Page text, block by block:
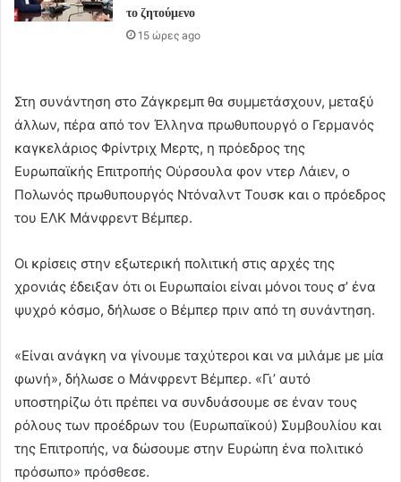
το ζητούμενο
15 ώρες ago
Στη συνάντηση στο Ζάγκρεμπ θα συμμετάσχουν, μεταξύ
άλλων, πέρα από τον Έλληνα πρωθυπουργό ο Γερμανός
καγκελάριος Φρίντριχ Μερτς, η πρόεδρος της
Ευρωπαϊκής Επιτροπής Ούρσουλα φον ντερ Λάιεν, ο
Πολωνός πρωθυπουργός Ντόναλντ Τουσκ και ο πρόεδρος
του ΕΛΚ Μάνφρεντ Βέμπερ.
Οι κρίσεις στην εξωτερική πολιτική στις αρχές της
χρονιάς έδειξαν ότι οι Ευρωπαίοι είναι μόνοι τους σ’ ένα
ψυχρό κόσμο, δήλωσε ο Βέμπερ πριν από τη συνάντηση.
«Είναι ανάγκη να γίνουμε ταχύτεροι και να μιλάμε με μία
φωνή», δήλωσε ο Μάνφρεντ Βέμπερ. «Γι’ αυτό
υποστηρίζω ότι πρέπει να συνδυάσουμε σε έναν τους
ρόλους των προέδρων του (Ευρωπαϊκού) Συμβουλίου και
της Επιτροπής, να δώσουμε στην Ευρώπη ένα πολιτικό
πρόσωπο» πρόσθεσε.